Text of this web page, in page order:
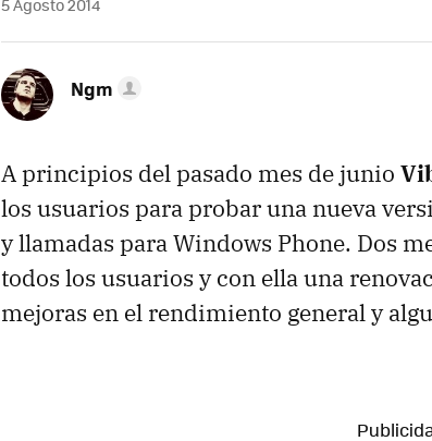
5 Agosto 2014
Ngm
A principios del pasado mes de junio
los usuarios para probar una nueva
y llamadas para Windows Phone. Dos
todos los usuarios y con ella una
mejoras en el rendimiento general y